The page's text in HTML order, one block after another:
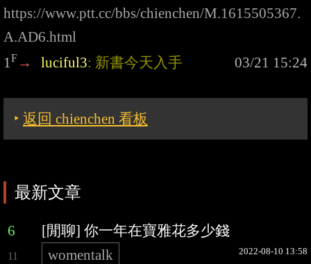
https://www.ptt.cc/bbs/chienchen/M.1615505367.
A.AD6.html
1F → luciful3: 新書今天入手
‣ 返回 chienchen 看板
最新文章
6 [閒聊] 你一年在寶雅花多少錢
11 womentalk 2022-08-10 13:58